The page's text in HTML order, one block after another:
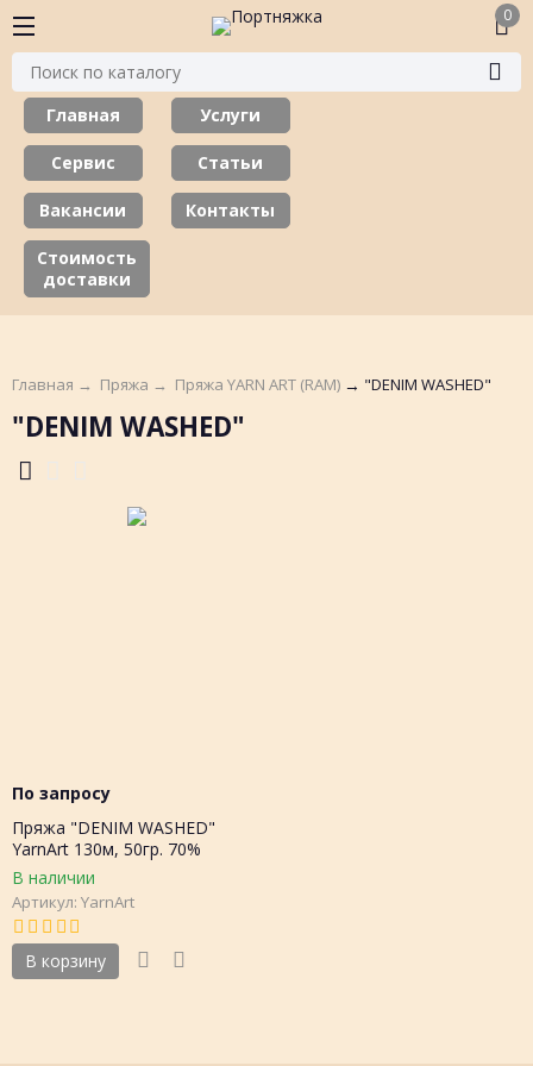
0
Главная Услуги
Сервис Статьи
Вакансии Контакты
Стоимость
доставки
Главная → Пряжа → Пряжа YARN ART (RAM) → "DENIM WASHED"
"DENIM WASHED"
По запросу
Пряжа "DENIM WASHED"
YarnArt 130м, 50гр. 70%
хлопок, 30% акрил,Турция
В наличии
Артикул: YarnArt
В корзину